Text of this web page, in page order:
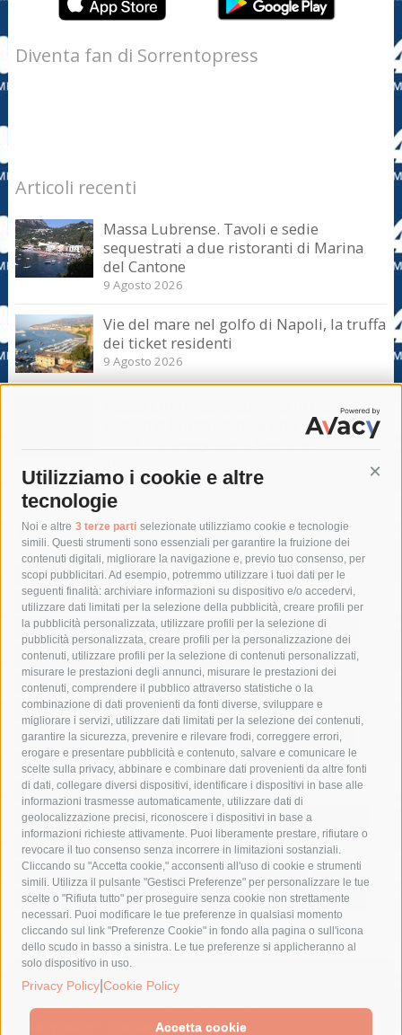
Utilizziamo i cookie e altre
tecnologie
Noi e altre 3 terze parti selezionate utilizziamo cookie e tecnologie
simili. Questi strumenti sono essenziali per garantire la fruizione dei
contenuti digitali, migliorare la navigazione e, previo tuo consenso, per
scopi pubblicitari. Ad esempio, potremmo utilizzare i tuoi dati per le
seguenti finalità: archiviare informazioni su dispositivo e/o accedervi,
utilizzare dati limitati per la selezione della pubblicità, creare profili per
la pubblicità personalizzata, utilizzare profili per la selezione di
pubblicità personalizzata, creare profili per la personalizzazione dei
contenuti, utilizzare profili per la selezione di contenuti personalizzati,
misurare le prestazioni degli annunci, misurare le prestazioni dei
contenuti, comprendere il pubblico attraverso statistiche o la
combinazione di dati provenienti da fonti diverse, sviluppare e
migliorare i servizi, utilizzare dati limitati per la selezione dei contenuti,
garantire la sicurezza, prevenire e rilevare frodi, correggere errori,
erogare e presentare pubblicità e contenuto, salvare e comunicare le
scelte sulla privacy, abbinare e combinare dati provenienti da altre fonti
di dati, collegare diversi dispositivi, identificare i dispositivi in base alle
informazioni trasmesse automaticamente, utilizzare dati di
geolocalizzazione precisi, riconoscere i dispositivi in base a
informazioni richieste attivamente. Puoi liberamente prestare, rifiutare o
revocare il tuo consenso senza incorrere in limitazioni sostanziali.
Cliccando su "Accetta cookie," acconsenti all'uso di cookie e strumenti
simili. Utilizza il pulsante "Gestisci Preferenze" per personalizzare le tue
scelte o "Rifiuta tutto" per proseguire senza cookie non strettamente
necessari. Puoi modificare le tue preferenze in qualsiasi momento
cliccando sul link "Preferenze Cookie" in fondo alla pagina o sull'icona
dello scudo in basso a sinistra. Le tue preferenze si applicheranno al
solo dispositivo in uso.
Privacy Policy Cookie Policy
Accetta cookie
Diventa fan di Sorrentopress
Articoli recenti
Massa Lubrense. Tavoli e sedie
sequestrati a due ristoranti di Marina
del Cantone
9 Agosto 2026
Vie del mare nel golfo di Napoli, la truffa
dei ticket residenti
9 Agosto 2026
Massa Lubrense. Sicurezza in mare
nell’Amp Punta Campanella, incontro
Tag
acqua allerta meteo
anas
area marina protetta di punta campanella
arresto
Asl Napoli 3 sud
capitaneria di porto capri
carabinieri
castellammare di stabia
circumvesuviana
comune di sorrento
concerto
contagi
costiera amalfitana
covid-19 eav
elezioni
fondazione sorrento
gori guardia costiera
incidente
lavori
lorenzo balducelli mare
massa lubrense
massimo coppola
Meta napoli
ordinanza
penisola sorrentina
piano di sorrento
polizia municipale
protezione civile
Regione Campania
sant'agnello
sindaco cuomo
sorrento studenti temporali
treni
turismo
Vico Equense villa fiorentino vincenzo de luca
© 2015 SorrentoPress. All rights reserved.
Il giornale online della Penisola Sorrentina
Cookie Policy